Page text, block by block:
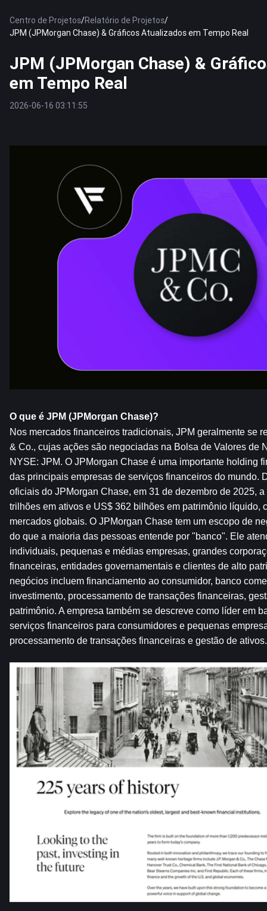
Centro de Projetos/Relatório de Projetos/
JPM (JPMorgan Chase) & Gráficos Atualizados em Tempo Real
JPM (JPMorgan Chase) &
em Tempo Real
2026-06-16 03:11:55
O que é JPM (JPMorgan Chase)?
Nos mercados financeiros tradicionais, JPM geralmente se
& Co., cujas ações são negociadas na Bolsa de Valores de
NYSE: JPM. O JPMorgan Chase é uma importante holding
das principais empresas de serviços financeiros do mundo.
oficiais do JPMorgan Chase, em 31 de dezembro de 2025,
trilhões em ativos e US$ 362 bilhões em patrimônio líquido,
mercados globais. O JPMorgan Chase tem um escopo de
do que a maioria das pessoas entende por "banco". Ele
individuais, pequenas e médias empresas, grandes
financeiras, entidades governamentais e clientes de alto
negócios incluem financiamento ao consumidor, banco
investimento, processamento de transações financeiras,
patrimônio. A empresa também se descreve como líder em
serviços financeiros para consumidores e pequenas
processamento de transações financeiras e gestão de ativos.